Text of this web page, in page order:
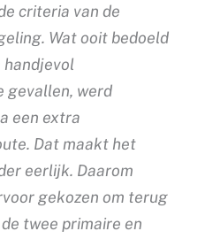
criteria van de
Wat ooit bedoeld
handjevol
gevallen, werd
een extra
Dat maakt het
eerlijk. Daarom
gekozen om terug
twee primaire en